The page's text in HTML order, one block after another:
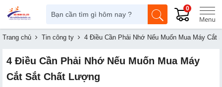
0
Trang chủ Tin công ty 4 Điều Cần Phải Nhớ Nếu Muốn Mua Máy Cắt
4 Điều Cần Phải Nhớ Nếu Muốn Mua Máy
Cắt Sắt Chất Lượng